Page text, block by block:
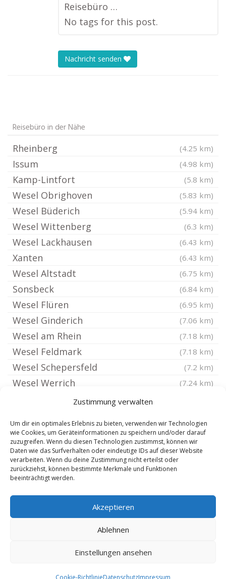
Zustimmung verwalten
Um dir ein optimales Erlebnis zu bieten, verwenden wir Technologien
wie Cookies, um Geräteinformationen zu speichern und/oder darauf
zuzugreifen. Wenn du diesen Technologien zustimmst, können wir
Daten wie das Surfverhalten oder eindeutige IDs auf dieser Website
verarbeiten. Wenn du deine Zustimmung nicht erteilst oder
zurückziehst, können bestimmte Merkmale und Funktionen
beeinträchtigt werden.
Akzeptieren
Ablehnen
Einstellungen ansehen
Cookie-RichtlinieDatenschutzImpressum
Reisebüro …
No tags for this post.
Nachricht senden
Reisebüro in der Nähe
Rheinberg (4.25 km)
Issum (4.98 km)
Kamp-Lintfort (5.8 km)
Wesel Obrighoven (5.83 km)
Wesel Büderich (5.94 km)
Wesel Wittenberg (6.3 km)
Wesel Lackhausen (6.43 km)
Xanten (6.43 km)
Wesel Altstadt (6.75 km)
Sonsbeck (6.84 km)
Wesel Flüren (6.95 km)
Wesel Ginderich (7.06 km)
Wesel am Rhein (7.18 km)
Wesel Feldmark (7.18 km)
Wesel Schepersfeld (7.2 km)
Wesel Werrich (7.24 km)
Voerde Niederrhein
Wesel Perrich (7.48 km)
Wesel Fusternberg (7.63 km)
Wesel Lippedorf
Wesel Bergerfurth
Wesel Diersfordt
Copyright 2024-2025 by de-reisebuero.de |